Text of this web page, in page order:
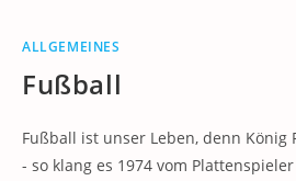
ALLGEMEINES
Fußball
Fußball ist unser Leben, denn
- so klang es 1974 vom